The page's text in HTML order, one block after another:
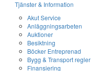
Tjänster & Information
Akut Service
Anläggningsarbeten
Auktioner
Besiktning
Böcker Entreprenad
Bygg & Transport regler
Finansiering